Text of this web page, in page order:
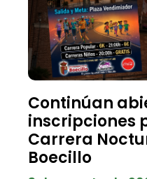
Continúan
inscripciones
Carrera
Boecillo